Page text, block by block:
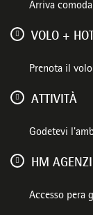
Arriva
VOLO +
Prenota il
ATTIVITÀ
Godetevi
HM
Accesso pera